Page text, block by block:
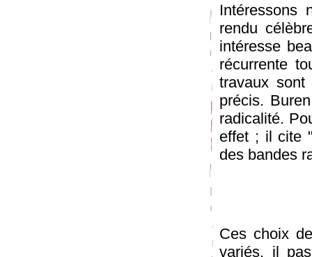
Intéressons
rendu
intéresse
récurrente
travaux
précis.
radicalité.
effet ; il cite
des bandes
Ces choix
variés, il